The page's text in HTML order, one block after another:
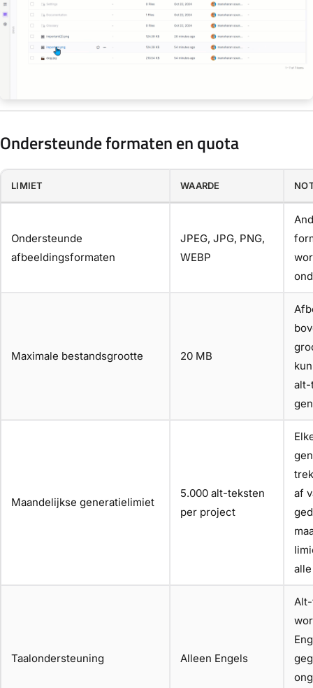
Ondersteunde formaten en quota
LIMIET WAARDE
Ondersteunde
afbeeldingsformaten
JPEG, JPG, PNG,
WEBP
Maximale bestandsgrootte 20 MB
alt-
Maandelijkse generatielimiet
5.000 alt-teksten
per project
af
Taalondersteuning Alleen Engels